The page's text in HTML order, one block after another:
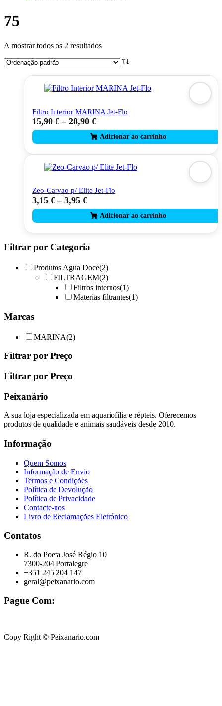
75
A mostrar todos os 2 resultados
Filtro Interior MARINA Jet-Flo
15,90 € – 28,90 €
This
product
has
multiple
variants.
chosen
the
Zeo-Carvao p/ Elite Jet-Flo
3,15 € – 3,95 €
This
product
has
multiple
The
options
may
be
chosen
page
Filtrar por Categoria
Produtos Agua Doce(2)
FILTRAGEM(2)
Filtros internos(1)
Materias filtrantes(1)
Marcas
MARINA(2)
Filtrar por Preço
Filtrar por Preço
Peixanário
A sua loja especializada em aquariofilia e répteis. Oferecemos
produtos de qualidade e animais saudáveis desde 2010.
Informação
Quem Somos
Informação de Envio
Termos e Condições
Política de Devolução
Política de Privacidade
Contacte-nos
Livro de Reclamações Eletrónico
Contatos
R. do Poeta José Régio 10
7300-204 Portalegre
+351 245 204 147
geral@peixanario.com
Pague Com:
Copy Right © Peixanario.com